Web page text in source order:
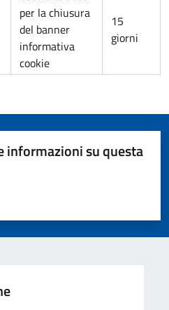
per la chiusura
del banner
informativa
cookie
15
giorni
informazioni su questa
su 5
5